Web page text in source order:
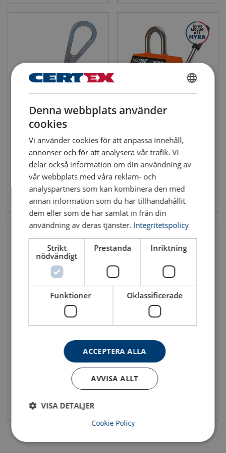
leverera innovativa lösningar och tänja på gränserna för
magnetiska applikationer. Vårt egna tillverknings- och
utvecklingscenter gör det också möjligt för oss att erbjuda
specialiserade, skräddarsydda lösningar och garantera en hög
Genom att använda våra magnetiska teknologier uppnår företag
betydande kostnadsbesparingar tack vare våra produkters
Vårt varumärke förknippas med kvalitet, prisvärdhet och ett
professionellt förhållningssätt, vilket hjälper oss att bygga
Walmag webbplats:walmagmagnetics.com
Lyftmagnet GP 250
Max last (WLL): 0.25 - 0.25 ton
Se produkt
Lyftmagnet NEO
Se produkt
SWEDISH
ENGLISH TRANSLATION
Denna webbplats använder
cookies
Vi använder cookies för att anpassa innehåll,
annonser och för att analysera vår trafik. Vi
delar också information om din användning av
vår webbplats med våra reklam- och
analyspartners som kan kombinera den med
annan information som du har tillhandahållit
dem eller som de har samlat in från din
användning av deras tjänster. Integritetspolicy
Strikt
nödvändigt
Prestanda Inriktning
Funktioner Oklassificerade
ACCEPTERA ALLA
AVVISA ALLT
VISA DETALJER
Cookie Policy